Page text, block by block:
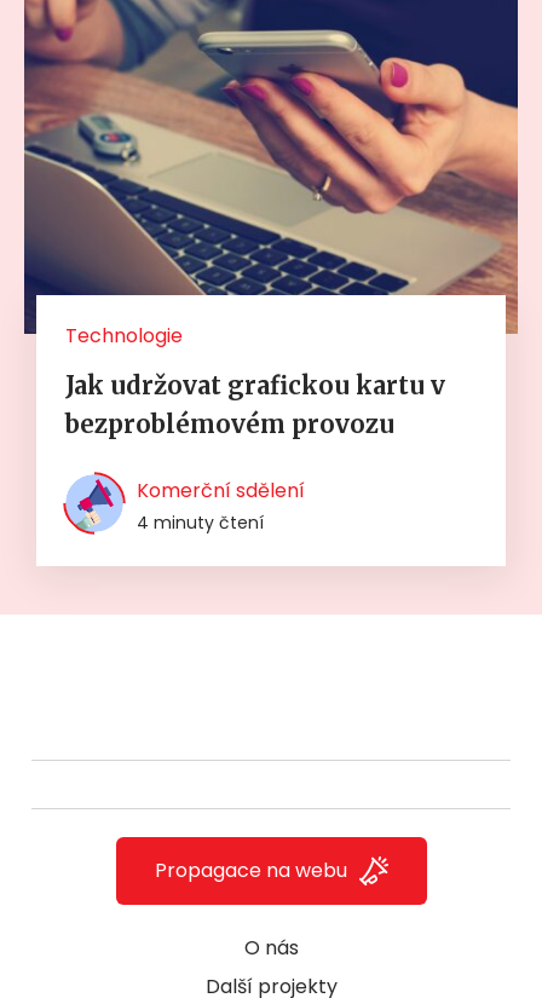
Technologie
Jak udržovat grafickou kartu v
bezproblémovém provozu
Komerční sdělení
4 minuty čtení
O nás
Další projekty
Propagace na webu